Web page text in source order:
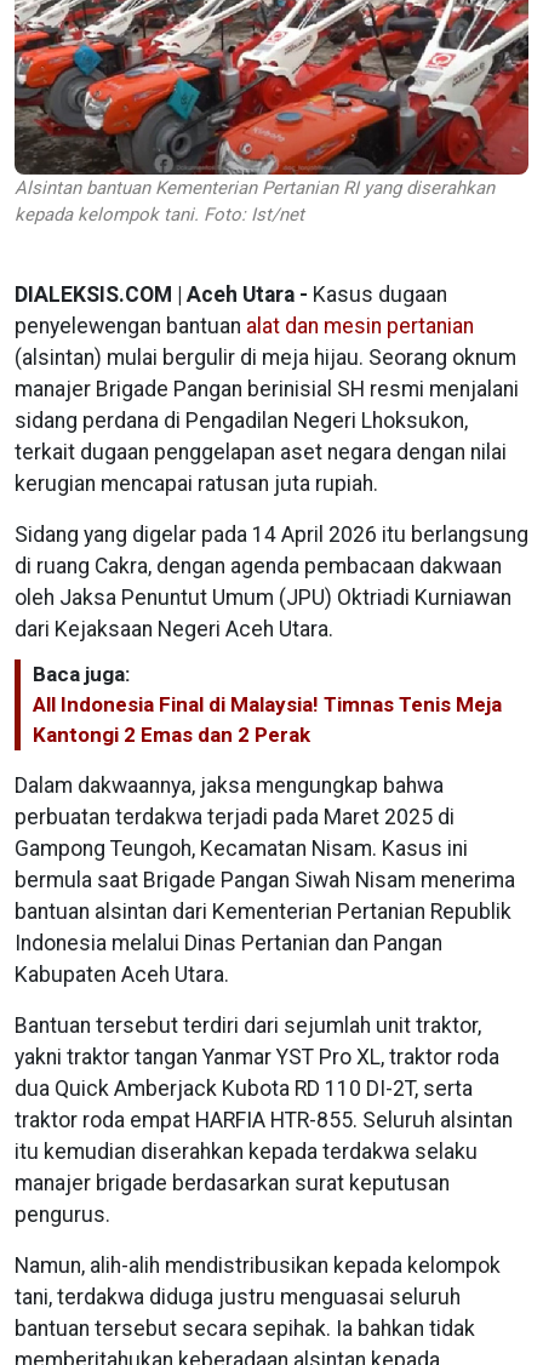
Alsintan bantuan Kementerian Pertanian RI yang diserahkan
kepada kelompok tani. Foto: Ist/net
DIALEKSIS.COM | Aceh Utara - Kasus dugaan
penyelewengan bantuan alat dan mesin pertanian
(alsintan) mulai bergulir di meja hijau. Seorang oknum
manajer Brigade Pangan berinisial SH resmi menjalani
sidang perdana di Pengadilan Negeri Lhoksukon,
terkait dugaan penggelapan aset negara dengan nilai
kerugian mencapai ratusan juta rupiah.
Sidang yang digelar pada 14 April 2026 itu berlangsung
di ruang Cakra, dengan agenda pembacaan dakwaan
oleh Jaksa Penuntut Umum (JPU) Oktriadi Kurniawan
dari Kejaksaan Negeri Aceh Utara.
Baca juga:
All Indonesia Final di Malaysia! Timnas Tenis Meja
Kantongi 2 Emas dan 2 Perak
Dalam dakwaannya, jaksa mengungkap bahwa
perbuatan terdakwa terjadi pada Maret 2025 di
Gampong Teungoh, Kecamatan Nisam. Kasus ini
bermula saat Brigade Pangan Siwah Nisam menerima
bantuan alsintan dari Kementerian Pertanian Republik
Indonesia melalui Dinas Pertanian dan Pangan
Kabupaten Aceh Utara.
Bantuan tersebut terdiri dari sejumlah unit traktor,
yakni traktor tangan Yanmar YST Pro XL, traktor roda
dua Quick Amberjack Kubota RD 110 DI-2T, serta
traktor roda empat HARFIA HTR-855. Seluruh alsintan
itu kemudian diserahkan kepada terdakwa selaku
manajer brigade berdasarkan surat keputusan
pengurus.
Namun, alih-alih mendistribusikan kepada kelompok
tani, terdakwa diduga justru menguasai seluruh
bantuan tersebut secara sepihak. Ia bahkan tidak
memberitahukan keberadaan alsintan kepada